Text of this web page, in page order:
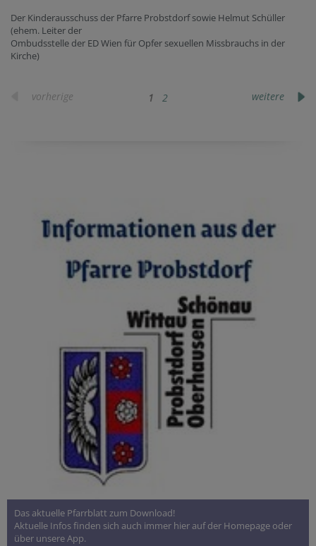
Der Kinderausschuss der Pfarre Probstdorf sowie Helmut Schüller
(ehem. Leiter der
Ombudsstelle der ED Wien für Opfer sexuellen Missbrauchs in der
Kirche)
vorherige 1 2 weitere
Das aktuelle Pfarrblatt zum Download!
Aktuelle Infos finden sich auch immer hier auf der Homepage oder
über unsere App.